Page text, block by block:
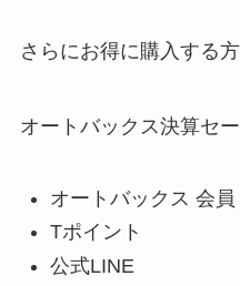
さらにお得に購入する
オートバックス決算セ
オートバックス 会員
Tポイント
公式LINE